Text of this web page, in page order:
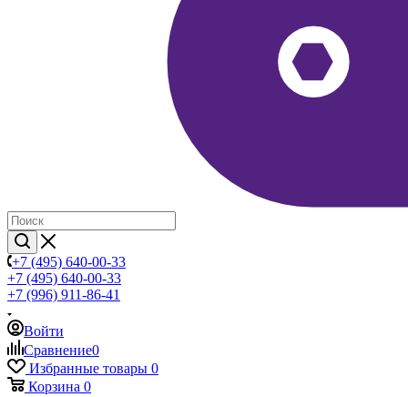
+7 (495) 640-00-33
+7 (495) 640-00-33
+7 (996) 911-86-41
Войти
Сравнение0
Избранные товары 0
Корзина 0